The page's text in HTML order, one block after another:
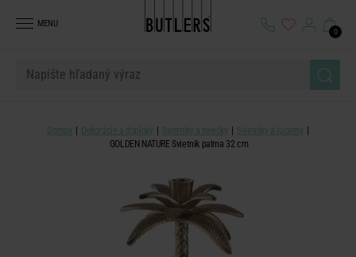
MENU
0
Domov Dekorácie a doplnky Svietniky a sviečky
Svietniky a lucerny
GOLDEN NATURE Svietnik palma 32 cm